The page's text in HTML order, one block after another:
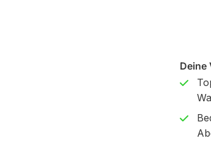
Deine